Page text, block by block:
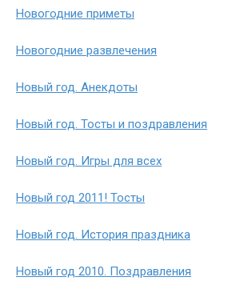
Новогодние приметы
Новогодние развлечения
Новый год. Анекдоты
Новый год. Тосты и поздравления
Новый год. Игры для всех
Новый год 2011! Тосты
Новый год. История праздника
Новый год 2010. Поздравления